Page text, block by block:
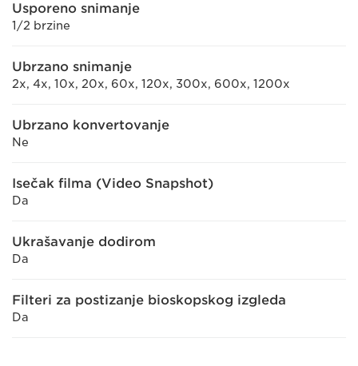
Usporeno snimanje
1/2 brzine
Ubrzano snimanje
2x, 4x, 10x, 20x, 60x, 120x, 300x, 600x, 1200x
Ubrzano konvertovanje
Ne
Isečak filma (Video Snapshot)
Da
Ukrašavanje dodirom
Da
Filteri za postizanje bioskopskog izgleda
Da